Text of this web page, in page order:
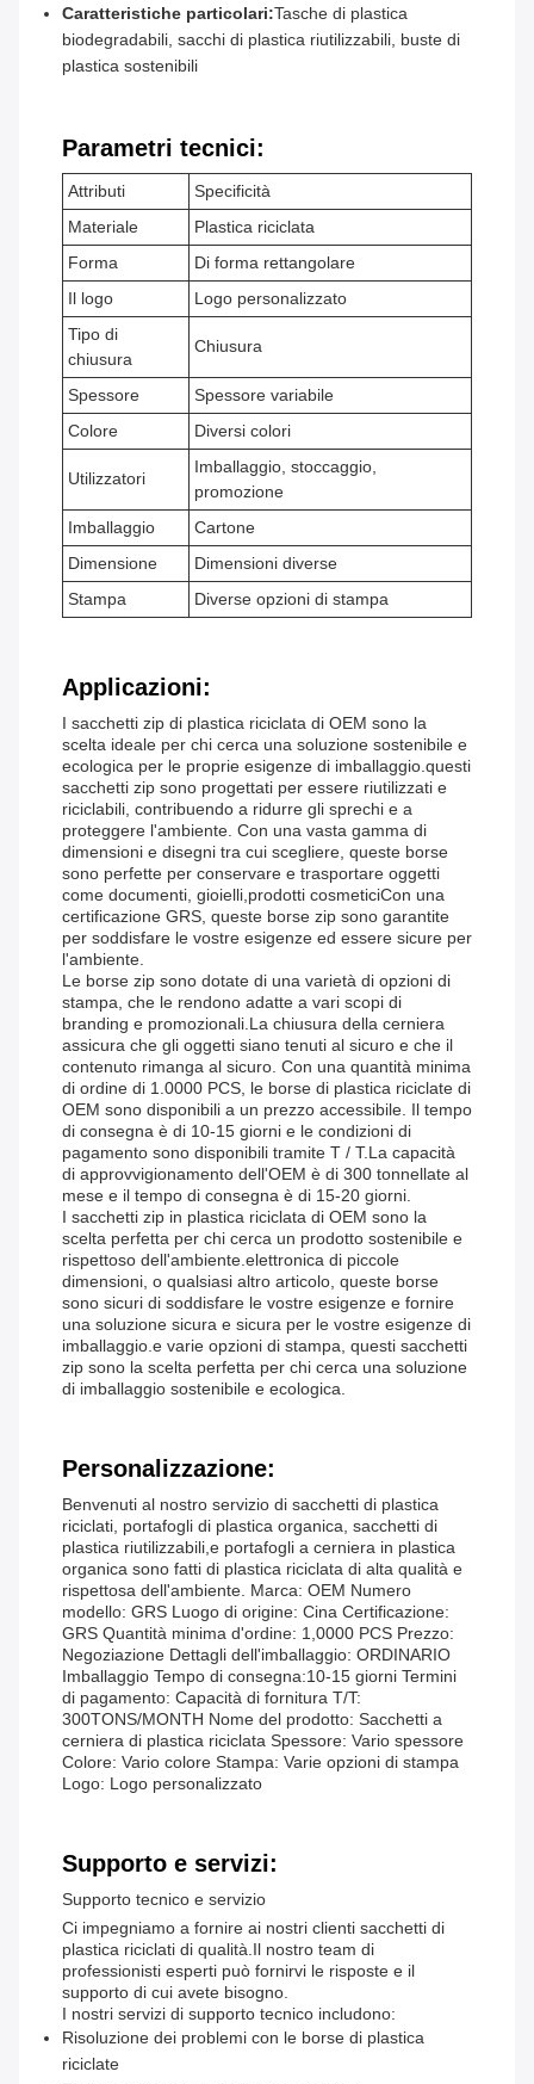
Caratteristiche particolari:Tasche di plastica
biodegradabili, sacchi di plastica riutilizzabili, buste di
plastica sostenibili
Parametri tecnici:
Attributi
Specificità
Materiale
Plastica riciclata
Forma
Di forma rettangolare
Il logo
Logo personalizzato
Tipo di
chiusura
Chiusura
Spessore
Spessore variabile
Colore
Diversi colori
Utilizzatori
Imballaggio, stoccaggio,
promozione
Imballaggio
Cartone
Dimensione
Dimensioni diverse
Stampa
Diverse opzioni di stampa
Applicazioni:
I sacchetti zip di plastica riciclata di OEM sono la
scelta ideale per chi cerca una soluzione sostenibile e
ecologica per le proprie esigenze di imballaggio.questi
sacchetti zip sono progettati per essere riutilizzati e
riciclabili, contribuendo a ridurre gli sprechi e a
proteggere l'ambiente. Con una vasta gamma di
dimensioni e disegni tra cui scegliere, queste borse
sono perfette per conservare e trasportare oggetti
come documenti, gioielli,prodotti cosmeticiCon una
certificazione GRS, queste borse zip sono garantite
per soddisfare le vostre esigenze ed essere sicure per
l'ambiente.
Le borse zip sono dotate di una varietà di opzioni di
stampa, che le rendono adatte a vari scopi di
branding e promozionali.La chiusura della cerniera
assicura che gli oggetti siano tenuti al sicuro e che il
contenuto rimanga al sicuro. Con una quantità minima
di ordine di 1.0000 PCS, le borse di plastica riciclate di
OEM sono disponibili a un prezzo accessibile. Il tempo
di consegna è di 10-15 giorni e le condizioni di
pagamento sono disponibili tramite T / T.La capacità
di approvvigionamento dell'OEM è di 300 tonnellate al
mese e il tempo di consegna è di 15-20 giorni.
I sacchetti zip in plastica riciclata di OEM sono la
scelta perfetta per chi cerca un prodotto sostenibile e
rispettoso dell'ambiente.elettronica di piccole
dimensioni, o qualsiasi altro articolo, queste borse
sono sicuri di soddisfare le vostre esigenze e fornire
una soluzione sicura e sicura per le vostre esigenze di
imballaggio.e varie opzioni di stampa, questi sacchetti
zip sono la scelta perfetta per chi cerca una soluzione
di imballaggio sostenibile e ecologica.
Personalizzazione:
Benvenuti al nostro servizio di sacchetti di plastica
riciclati, portafogli di plastica organica, sacchetti di
plastica riutilizzabili,e portafogli a cerniera in plastica
organica sono fatti di plastica riciclata di alta qualità e
rispettosa dell'ambiente. Marca: OEM Numero
modello: GRS Luogo di origine: Cina Certificazione:
GRS Quantità minima d'ordine: 1,0000 PCS Prezzo:
Negoziazione Dettagli dell'imballaggio: ORDINARIO
Imballaggio Tempo di consegna:10-15 giorni Termini
di pagamento: Capacità di fornitura T/T:
300TONS/MONTH Nome del prodotto: Sacchetti a
cerniera di plastica riciclata Spessore: Vario spessore
Colore: Vario colore Stampa: Varie opzioni di stampa
Logo: Logo personalizzato
Supporto e servizi:
Supporto tecnico e servizio
Ci impegniamo a fornire ai nostri clienti sacchetti di
plastica riciclati di qualità.Il nostro team di
professionisti esperti può fornirvi le risposte e il
supporto di cui avete bisogno.
I nostri servizi di supporto tecnico includono:
Risoluzione dei problemi con le borse di plastica
riciclate